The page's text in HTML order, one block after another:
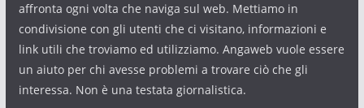
affronta ogni volta che naviga sul web. Mettiamo in
condivisione con gli utenti che ci visitano, informazioni e
link utili che troviamo ed utilizziamo. Angaweb vuole essere
un aiuto per chi avesse problemi a trovare ciò che gli
interessa. Non è una testata giornalistica.